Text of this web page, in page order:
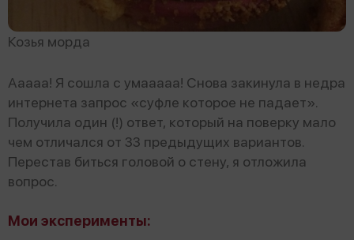
Козья морда
Ааааа! Я сошла с умааааа! Снова закинула в недра
интернета запрос «суфле которое не падает».
Получила один (!) ответ, который на поверку мало
чем отличался от 33 предыдущих вариантов.
Перестав биться головой о стену, я отложила
вопрос.
Мои эксперименты: